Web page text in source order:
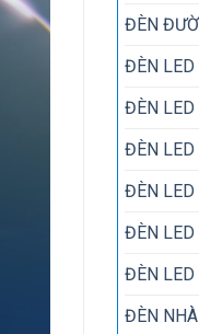
ĐÈN
ĐÈN LED
ĐÈN LED
ĐÈN LED
ĐÈN LED
ĐÈN LED
ĐÈN LED
ĐÈN